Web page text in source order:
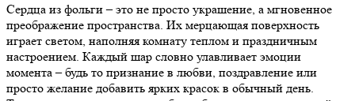
Сердца из фольги – это не просто украшение, а мгновенное
преображение пространства. Их мерцающая поверхность
играет светом, наполняя комнату теплом и праздничным
настроением. Каждый шар словно улавливает эмоции
момента – будь то признание в любви, поздравление или
просто желание добавить ярких красок в обычный день.